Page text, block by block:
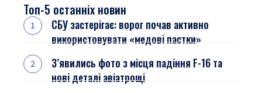
Топ-5 останніх новин
СБУ застерігає: ворог почав активно
використовувати «медові пастки»
З’явились фото з місця падіння F-16 та
нові деталі авіатрощі